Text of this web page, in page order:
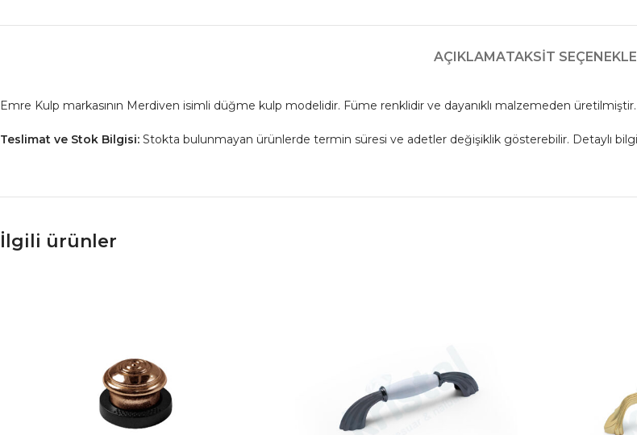
AÇIKLAMATAKSIT
Emre Kulp markasının Merdiven isimli düğme kulp modelidir. Füme renklidir ve dayanıklı malzemeden üretilmiştir.
Teslimat ve Stok Bilgisi: Stokta bulunmayan ürünlerde termin süresi ve adetler değişiklik gösterebilir. Detaylı
İlgili ürünler